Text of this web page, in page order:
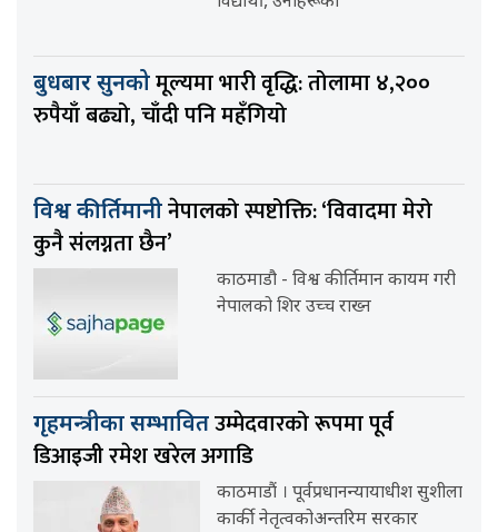
बुधबार सुनकोमूल्यमा भारी वृद्धि: तोलामा ४,२००
रुपैयाँ बढ्यो, चाँदी पनि महँगियो
विश्व कीर्तिमानीनेपालको स्पष्टोक्ति: ‘विवादमा मेरो
कुनै संलग्नता छैन’
काठमाडौ - विश्व कीर्तिमान कायम गरी
नेपालको शिर उच्च राख्न
गृहमन्त्रीका सम्भावितउम्मेदवारको रूपमा पूर्व
डिआइजी रमेश खरेल अगाडि
काठमाडौं । पूर्वप्रधानन्यायाधीश सुशीला
कार्की नेतृत्वकोअन्तरिम सरकार